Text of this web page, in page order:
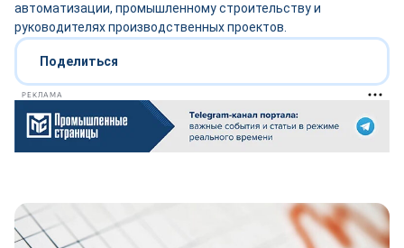
автоматизации, промышленному строительству и
руководителях производственных проектов.
Поделиться
РЕКЛАМА